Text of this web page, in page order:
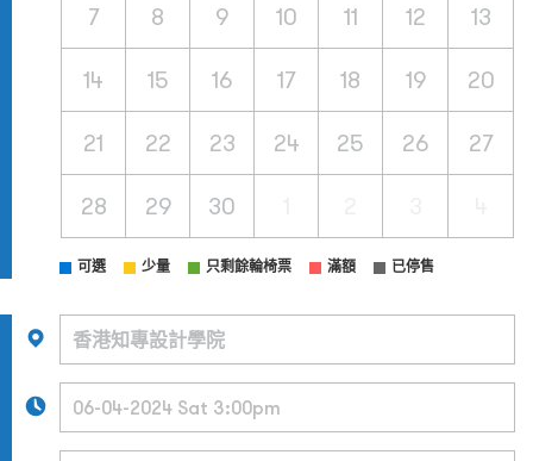
7 8 9 10 11 12 13
14 15 16 17 18 19 20
21 22 23 24 25 26 27
28 29 30
可選 少量 只剩餘輪椅票 滿額 已停售